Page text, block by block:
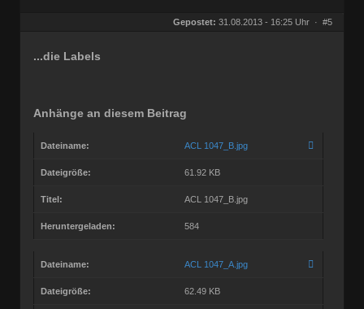
Gepostet: 31.08.2013 - 16:25 Uhr · #5
...die Labels
Anhänge an diesem Beitrag
Dateiname: ACL 1047_B.jpg
Dateigröße: 61.92 KB
Titel: ACL 1047_B.jpg
Heruntergeladen: 584
Dateiname: ACL 1047_A.jpg
Dateigröße: 62.49 KB